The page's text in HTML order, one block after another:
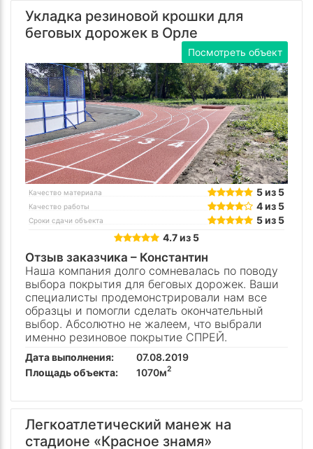
Укладка резиновой крошки для
беговых дорожек в Орле
Посмотреть объект
Качество материала 5 из 5
Качество работы 4 из 5
Сроки сдачи объекта
5 из 5
4.7 из 5
Отзыв заказчика – Константин
Наша компания долго сомневалась по поводу
выбора покрытия для беговых дорожек. Ваши
специалисты продемонстрировали нам все
образцы и помогли сделать окончательный
выбор. Абсолютно не жалеем, что выбрали
именно резиновое покрытие СПРЕЙ.
Дата выполнения:
07.08.2019
Площадь объекта:
1070м2
Легкоатлетический манеж на
стадионе «Красное знамя»